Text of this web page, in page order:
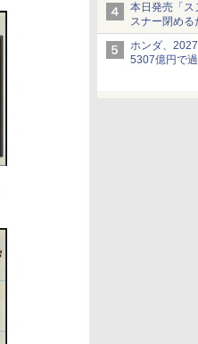
本日発売「ス
スナー閉め
とまる
ホンダ、
5307億円で